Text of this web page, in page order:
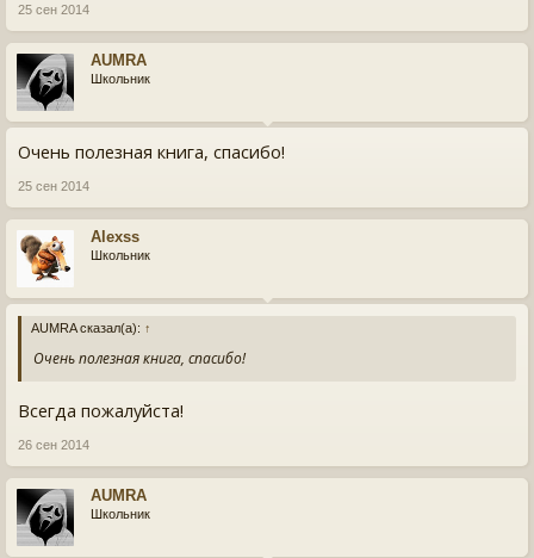
25 сен 2014
AUMRA
Школьник
Очень полезная книга, спасибо!
25 сен 2014
Alexss
Школьник
AUMRA сказал(а): ↑
Очень полезная книга, спасибо!
Всегда пожалуйста!
26 сен 2014
AUMRA
Школьник